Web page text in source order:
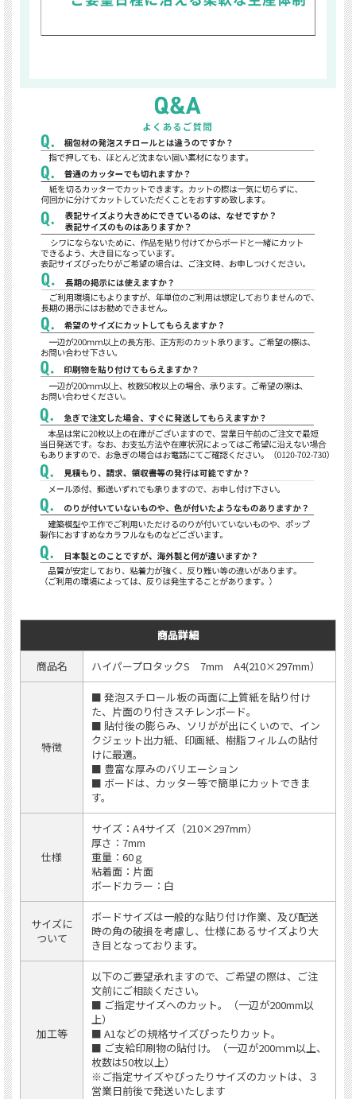
商品詳細
商品名 ハイパープロタックS 7mm A4(210×297mm）
特徴
■ 発泡スチロール板の両面に上質紙を貼り付け
た、片面のり付きスチレンボード。
■ 貼付後の膨らみ、ソリがが出にくいので、イン
クジェット出力紙、印画紙、樹脂フィルムの貼付
けに最適。
■ 豊富な厚みのバリエーション
■ ボードは、カッター等で簡単にカットできま
す。
仕様
サイズ：A4サイズ（210×297mm）
厚さ：7mm
重量：60ｇ
粘着面：片面
ボードカラー：白
サイズに
ついて
ボードサイズは一般的な貼り付け作業、及び配送
時の角の破損を考慮し、仕様にあるサイズより大
き目となっております。
加工等
以下のご要望承れますので、ご希望の際は、ご注
文前にご相談ください。
■ ご指定サイズへのカット。（一辺が200mm以
上）
■ A1などの規格サイズぴったりカット。
■ ご支給印刷物の貼付け。（一辺が200ｍｍ以上、
枚数は50枚以上）
※ご指定サイズやぴったりサイズのカットは、３
営業日前後で発送いたします